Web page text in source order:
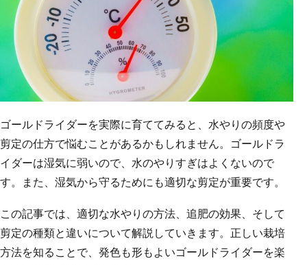
ゴールドライダーを実際に育ててみると、水やりの頻度や
剪定の仕方で悩むことがあるかもしれません。ゴールドラ
イダーは湿気に弱いので、水のやりすぎはよくないので
す。また、湿気から守るためにも適切な剪定が重要です。
この記事では、適切な水やりの方法、追肥の効果、そして
剪定の種類と違いについて解説していきます。正しい栽培
方法を知ることで、発色も形もよいゴールドライダーを楽